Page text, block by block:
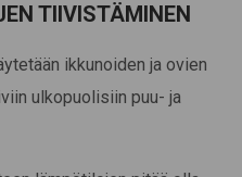
TIIVISTÄMINEN
ikkunoiden ja ovien
ulkopuolisiin puu- ja